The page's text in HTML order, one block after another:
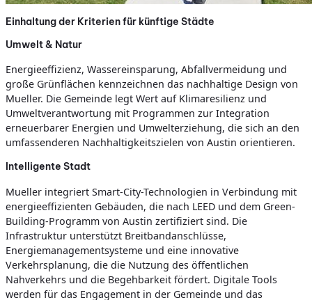
Einhaltung der Kriterien für künftige Städte
Umwelt & Natur
Energieeffizienz, Wassereinsparung, Abfallvermeidung und
große Grünflächen kennzeichnen das nachhaltige Design von
Mueller. Die Gemeinde legt Wert auf Klimaresilienz und
Umweltverantwortung mit Programmen zur Integration
erneuerbarer Energien und Umwelterziehung, die sich an den
umfassenderen Nachhaltigkeitszielen von Austin orientieren.
Intelligente Stadt
Mueller integriert Smart-City-Technologien in Verbindung mit
energieeffizienten Gebäuden, die nach LEED und dem Green-
Building-Programm von Austin zertifiziert sind. Die
Infrastruktur unterstützt Breitbandanschlüsse,
Energiemanagementsysteme und eine innovative
Verkehrsplanung, die die Nutzung des öffentlichen
Nahverkehrs und die Begehbarkeit fördert. Digitale Tools
werden für das Engagement in der Gemeinde und das